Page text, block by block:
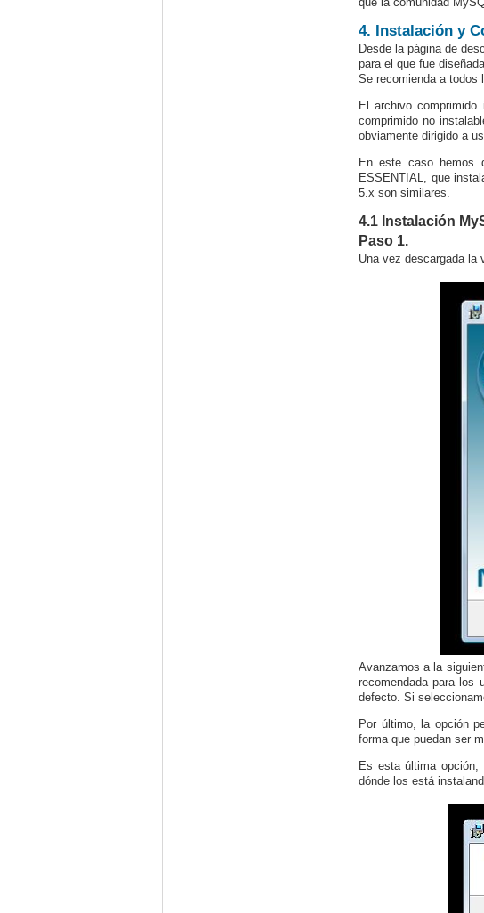
4. Instalación y
Desde la página de
para el que fue
Se recomienda a todos
El archivo
comprimido no
obviamente dirigido a
En este caso hemos
ESSENTIAL, que
5.x son similares.
4.1 Instalación
Paso 1.
Una vez descargada la
Avanzamos a la
recomendada para los
defecto. Si
Por último, la opción
forma que puedan ser
Es esta última opción,
dónde los está